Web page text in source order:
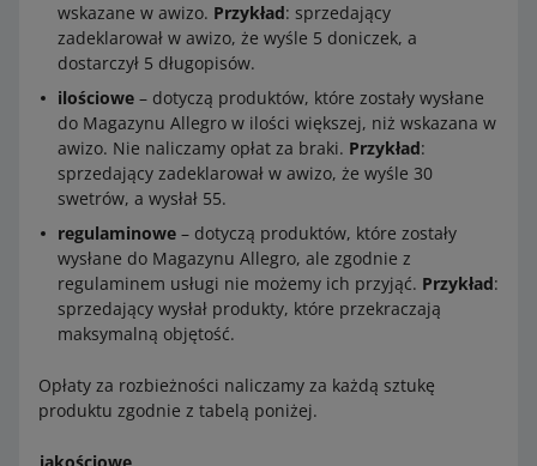
wskazane w awizo. Przykład: sprzedający
zadeklarował w awizo, że wyśle 5 doniczek, a
dostarczył 5 długopisów.
ilościowe – dotyczą produktów, które zostały wysłane
do Magazynu Allegro w ilości większej, niż wskazana w
awizo. Nie naliczamy opłat za braki. Przykład:
sprzedający zadeklarował w awizo, że wyśle 30
swetrów, a wysłał 55.
regulaminowe – dotyczą produktów, które zostały
wysłane do Magazynu Allegro, ale zgodnie z
regulaminem usługi nie możemy ich przyjąć. Przykład:
sprzedający wysłał produkty, które przekraczają
maksymalną objętość.
Opłaty za rozbieżności naliczamy za każdą sztukę
produktu zgodnie z tabelą poniżej.